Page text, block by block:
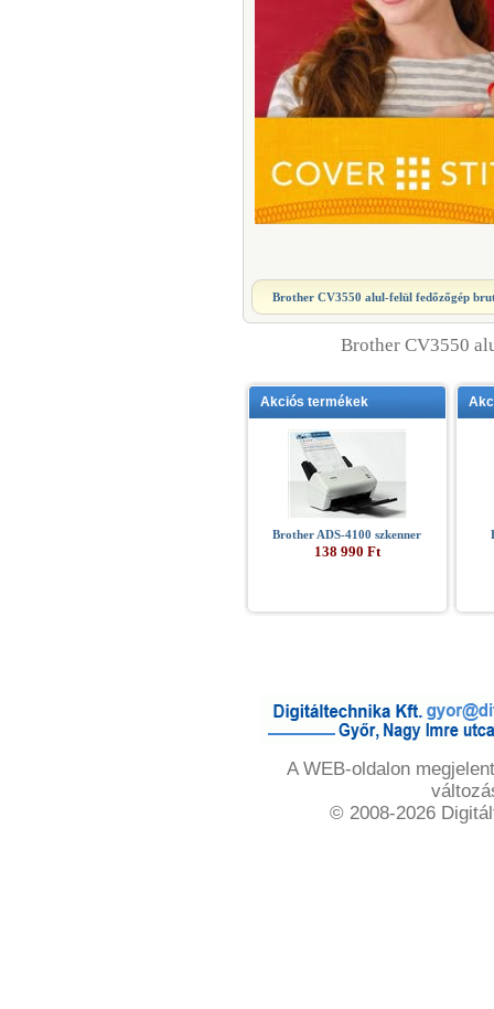
Brother CV3550 alul-felül fedőzőgép
Brother CV3550
Akciós termékek
Brother ADS-4100 szkenner
138 990 Ft
A WEB-oldalon
© 2008-2026